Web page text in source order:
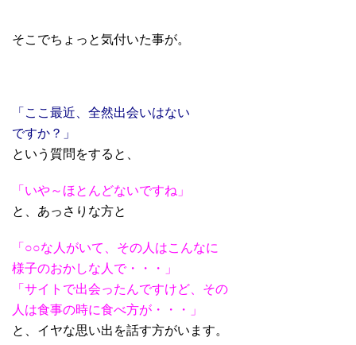
そこでちょっと気付いた事が。
「ここ最近、全然出会いはない
ですか？」
という質問をすると、
「いや～ほとんどないですね」
と、あっさりな方と
「○○な人がいて、その人はこんなに
様子のおかしな人で・・・」
「サイトで出会ったんですけど、その
人は食事の時に食べ方が・・・」
と、イヤな思い出を話す方がいます。